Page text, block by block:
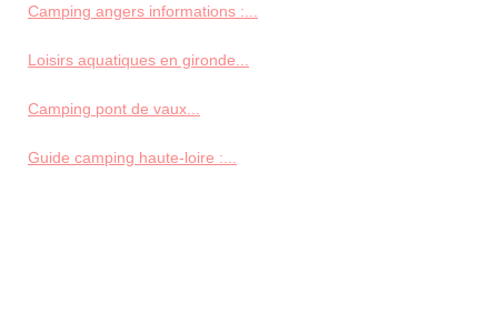
Camping angers informations :...
Loisirs aquatiques en gironde...
Camping pont de vaux...
Guide camping haute-loire :...